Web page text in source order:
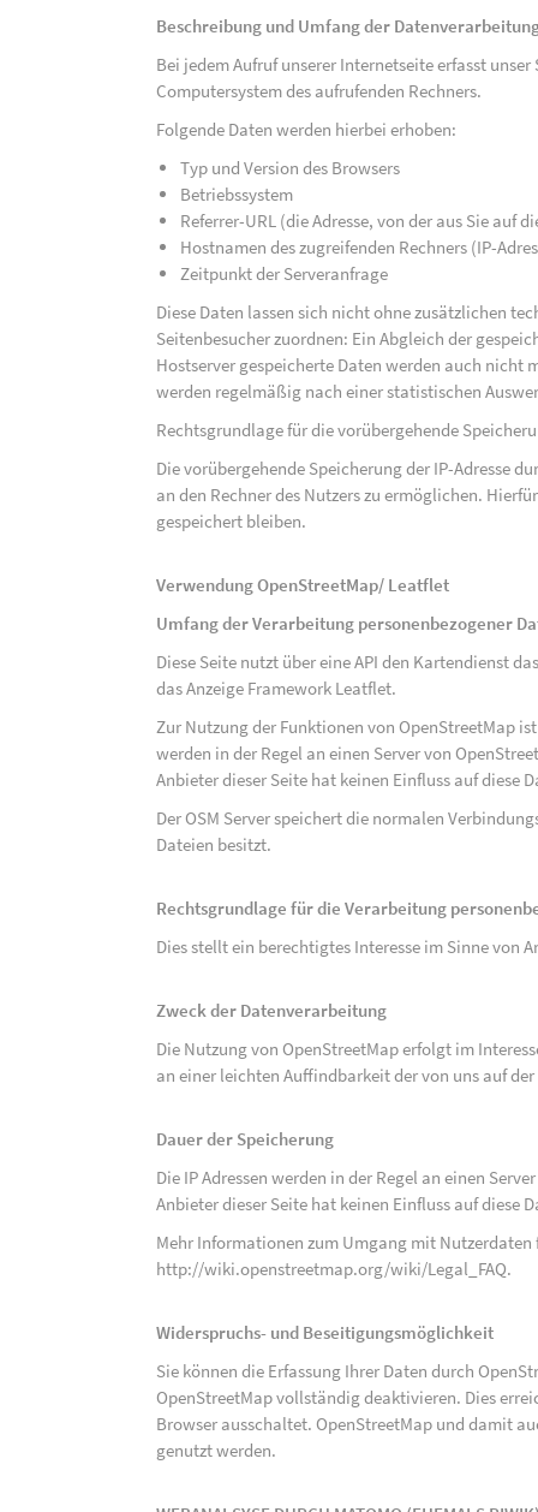
Beschreibung und Umfang der
Bei jedem Aufruf unserer Internetseite erfasst
Computersystem des aufrufenden Rechners.
Folgende Daten werden hierbei erhoben:
Typ und Version des Browsers
Betriebssystem
Referrer-URL (die Adresse, von der aus Sie auf
Hostnamen des zugreifenden Rechners (IP-
Zeitpunkt der Serveranfrage
Diese Daten lassen sich nicht ohne zusätzlichen
Seitenbesucher zuordnen: Ein Abgleich der
Hostserver gespeicherte Daten werden auch nicht
werden regelmäßig nach einer statistischen
Rechtsgrundlage für die vorübergehende
Die vorübergehende Speicherung der IP-Adresse
an den Rechner des Nutzers zu ermöglichen.
gespeichert bleiben.
Verwendung OpenStreetMap/ Leatflet
Umfang der Verarbeitung personenbezogener
Diese Seite nutzt über eine API den Kartendienst
das Anzeige Framework Leatflet.
Zur Nutzung der Funktionen von OpenStreetMap
werden in der Regel an einen Server von
Anbieter dieser Seite hat keinen Einfluss auf diese
Der OSM Server speichert die normalen
Dateien besitzt.
Rechtsgrundlage für die Verarbeitung
Dies stellt ein berechtigtes Interesse im Sinne von
Zweck der Datenverarbeitung
Die Nutzung von OpenStreetMap erfolgt im
an einer leichten Auffindbarkeit der von uns auf
Dauer der Speicherung
Die IP Adressen werden in der Regel an einen
Anbieter dieser Seite hat keinen Einfluss auf diese
Mehr Informationen zum Umgang mit
http://wiki.openstreetmap.org/wiki/Legal_FAQ.
Widerspruchs- und Beseitigungsmöglichkeit
Sie können die Erfassung Ihrer Daten durch
OpenStreetMap vollständig deaktivieren. Dies
Browser ausschaltet. OpenStreetMap und damit
genutzt werden.